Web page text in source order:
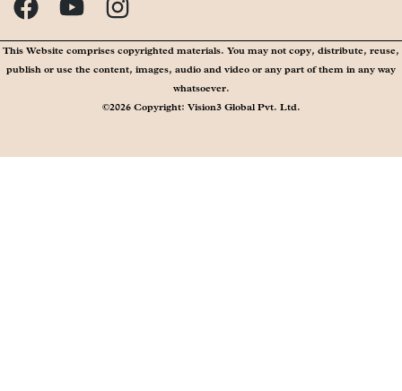
This Website comprises copyrighted materials. You may not copy, distribute, reuse,
publish or use the content, images, audio and video or any part of them in any way
whatsoever.
©2026 Copyright: Vision3 Global Pvt. Ltd.